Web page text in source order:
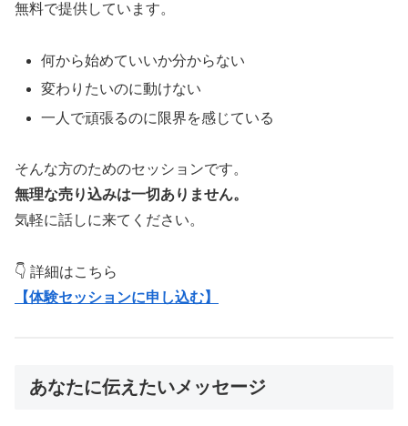
無料で提供しています。
何から始めていいか分からない
変わりたいのに動けない
一人で頑張るのに限界を感じている
そんな方のためのセッションです。
無理な売り込みは一切ありません。
気軽に話しに来てください。
👇 詳細はこちら
【体験セッションに申し込む】
あなたに伝えたいメッセージ